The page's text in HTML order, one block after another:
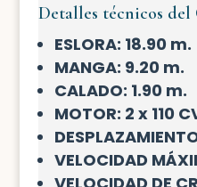
Detalles técnicos del
ESLORA: 18.90 m.
MANGA: 9.20 m.
CALADO: 1.90 m.
MOTOR: 2 x 110
VELOCIDAD